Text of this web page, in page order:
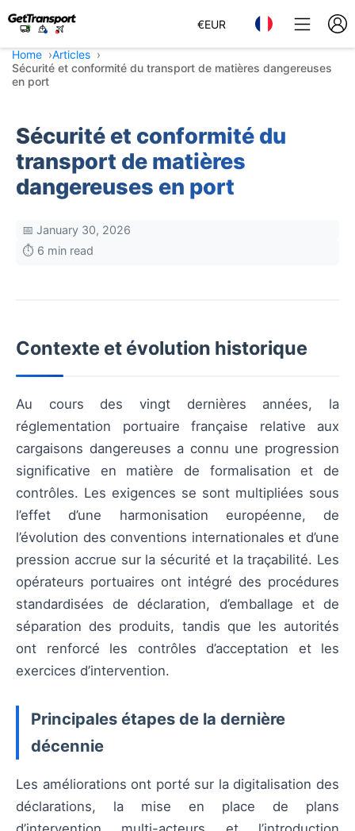
€EUR
Home
Articles
Sécurité et conformité du transport de matières dangereuses
en port
Sécurité et conformité du
transport de matières
dangereuses en port
📅 January 30, 2026
⏱️ 6 min read
Contexte et évolution historique
Au cours des vingt dernières années, la
réglementation portuaire française relative aux
cargaisons dangereuses a connu une progression
significative en matière de formalisation et de
contrôles. Les exigences se sont multipliées sous
l’effet d’une harmonisation européenne, de
l’évolution des conventions internationales et d’une
pression accrue sur la sécurité et la traçabilité. Les
opérateurs portuaires ont intégré des procédures
standardisées de déclaration, d’emballage et de
séparation des produits, tandis que les autorités
ont renforcé les contrôles d’acceptation et les
exercices d’intervention.
Principales étapes de la dernière
décennie
Les améliorations ont porté sur la digitalisation des
déclarations, la mise en place de plans